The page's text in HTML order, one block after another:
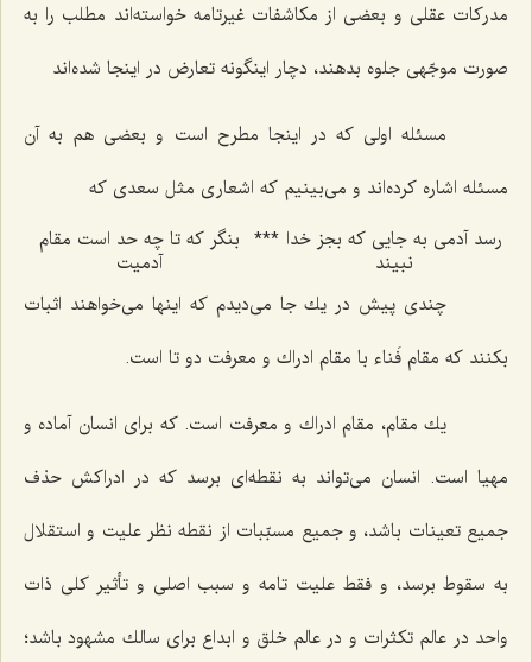
مدركات عقلى و بعضى از مكاشفات غیرتامه خواسته‌اند مطلب را به
صورت موجّهى جلوه بدهند، دچار اینگونه تعارض در اینجا شده‌اند
مسئله اولى كه در اینجا مطرح است و بعضى هم به آن
مسئله اشاره كرده‌اند و مى‌بینیم كه اشعارى مثل سعدى كه
رسد آدمى به جایى که بجز خدا
نبیند
*** بنگر که تا چه حد است مقام
آدمیت
چندى پیش در یك جا مى‌دیدم كه اینها مى‌خواهند اثبات
بكنند كه مقام فَناء با مقام ادراك و معرفت دو تا است.
یك مقام، مقام ادراك و معرفت است. كه براى انسان آماده و
مهیا است. انسان مى‌تواند به نقطه‌اى برسد كه در ادراكش حذف
جمیع تعینات باشد، و جمیع مسبّبات از نقطه نظر علیت و استقلال
به سقوط برسد، و فقط علیت تامه و سبب اصلى و تأثیر كلى ذات
واحد در عالم تكثرات و در عالم خلق و ابداع براى سالك مشهود باشد؛